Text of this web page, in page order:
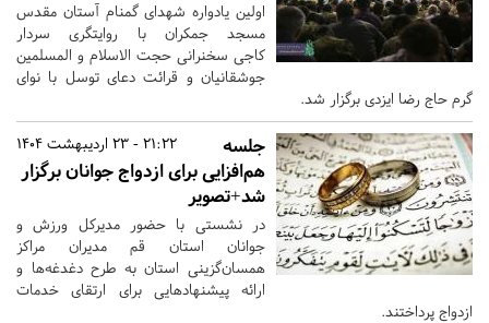
اولین یادواره شهدای گمنام آستان مقدس
مسجد جمکران با روایتگری سردار
کاجی سخنرانی حجت الاسلام و المسلمین
جوشقانیان و قرائت دعای توسل با نوای
گرم حاج رضا ایزدی برگزار شد.
21:22 - 23 اردیبهشت 1404
جلسه
هم‌افزایی برای ازدواج جوانان برگزار
شد+تصویر
در نشستی با حضور مدیرکل ورزش و
جوانان استان قم مدیران مراکز
همسان‌گزینی استان به طرح دغدغه‌ها و
ارائه پیشنهادهایی برای ارتقای خدمات
ازدواج پرداختند.